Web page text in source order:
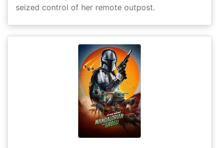
seized control of her remote outpost.